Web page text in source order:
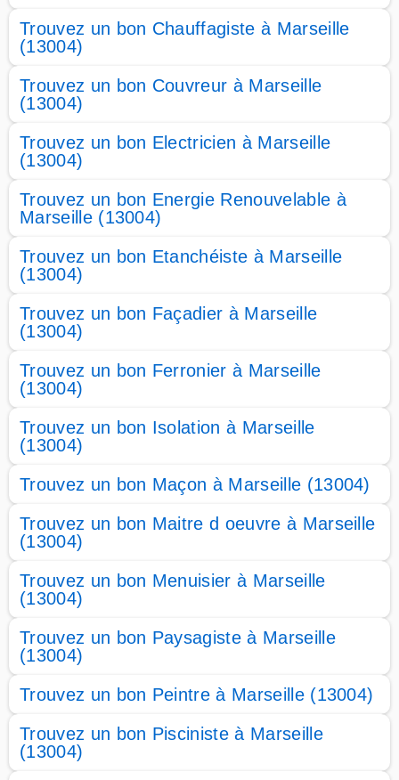
Trouvez un bon Chauffagiste à Marseille
(13004)
Trouvez un bon Couvreur à Marseille
(13004)
Trouvez un bon Electricien à Marseille
(13004)
Trouvez un bon Energie Renouvelable à
Marseille (13004)
Trouvez un bon Etanchéiste à Marseille
(13004)
Trouvez un bon Façadier à Marseille
(13004)
Trouvez un bon Ferronier à Marseille
(13004)
Trouvez un bon Isolation à Marseille
(13004)
Trouvez un bon Maçon à Marseille (13004)
Trouvez un bon Maitre d oeuvre à Marseille
(13004)
Trouvez un bon Menuisier à Marseille
(13004)
Trouvez un bon Paysagiste à Marseille
(13004)
Trouvez un bon Peintre à Marseille (13004)
Trouvez un bon Pisciniste à Marseille
(13004)